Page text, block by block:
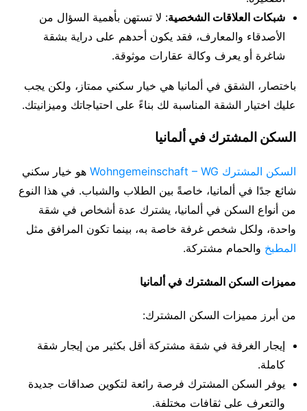
شبكات العلاقات الشخصية: لا تستهن بأهمية السؤال من
الأصدقاء والمعارف، فقد يكون أحدهم على دراية بشقة
شاغرة أو يعرف وكالة عقارات موثوقة.
باختصار، الشقق في ألمانيا هي خيار سكني ممتاز، ولكن يجب
عليك اختيار الشقة المناسبة لك بناءً على احتياجاتك وميزانيتك.
السكن المشترك في ألمانيا
السكن المشترك Wohngemeinschaft – WG
هو خيار سكني
شائع جدًا في ألمانيا، خاصةً بين الطلاب والشباب. في هذا النوع
من أنواع السكن في ألمانيا، يشترك عدة أشخاص في شقة
واحدة، ولكل شخص غرفة خاصة به، بينما تكون المرافق مثل
المطبخ والحمام مشتركة.
مميزات السكن المشترك في ألمانيا
من أبرز مميزات السكن المشترك:
إيجار الغرفة في شقة مشتركة أقل بكثير من إيجار شقة
كاملة.
يوفر السكن المشترك فرصة رائعة لتكوين صداقات جديدة
والتعرف على ثقافات مختلفة.